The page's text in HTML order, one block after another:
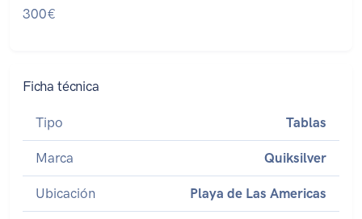
300€
Ficha técnica
Tipo Tablas
Marca Quiksilver
Ubicación Playa de Las Americas